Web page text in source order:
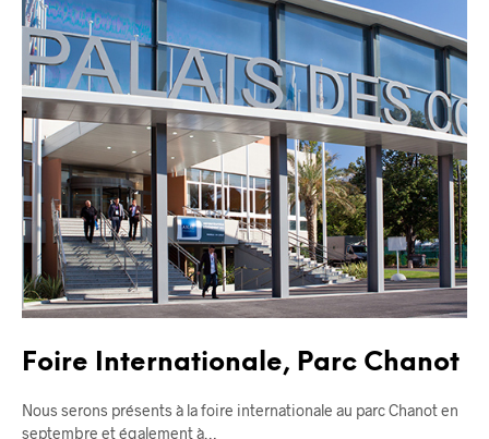
Foire Internationale, Parc Chanot
Nous serons présents à la foire internationale au parc Chanot en
septembre et également à…